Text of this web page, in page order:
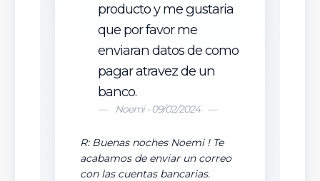
producto y me gustaria
que por favor me
enviaran datos de como
pagar atravez de un
banco.
Noemi - 09/02/2024
R: Buenas noches Noemi ! Te
acabamos de enviar un correo
con las cuentas bancarias.